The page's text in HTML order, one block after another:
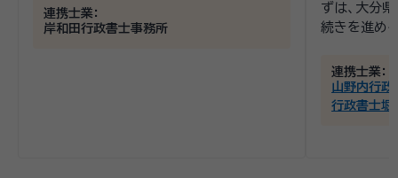
連携士業：
岸和田行政書士事務所
ずは、大分
続きを進め
連携士業：
山野内行政
行政書士堀